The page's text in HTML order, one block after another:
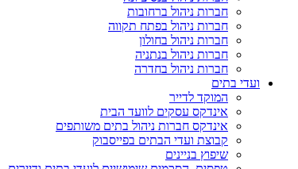
חברות ניהול ברחובות
חברות ניהול בפתח תקווה
חברות ניהול בחולון
חברות ניהול בנתניה
חברות ניהול בחדרה
ועדי בתים
המוקד לדייר
אינדקס עסקים לוועד הבית
אינדקס חברות ניהול בתים משותפים
קבוצת ועדי הבתים בפייסבוק
שיפוץ בניינים